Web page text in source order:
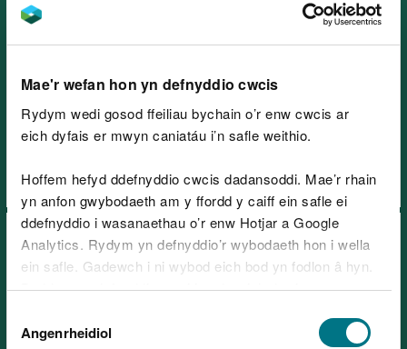
Mae'r wefan hon yn defnyddio cwcis
Rydym wedi gosod ffeiliau bychain o’r enw cwcis ar
eich dyfais er mwyn caniatáu i’n safle weithio.
Hoffem hefyd ddefnyddio cwcis dadansoddi. Mae’r rhain
yn anfon gwybodaeth am y ffordd y caiff ein safle ei
ddefnyddio i wasanaethau o’r enw Hotjar a Google
Analytics. Rydym yn defnyddio’r wybodaeth hon i wella
ein safle. Gadewch i ni wybod eich bod yn fodlon â hyn.
Byddwn yn defnyddio cwci i gadw eich dewis.
Gellirdarllen mwy am ein cwcis cyn i chi ddewis.
Caniatâd
Angenrheidiol
Gwarchodfa Natur
Genedlaethol Cadair Idris, ger
Dolgellau
Gwarchodfa Natur